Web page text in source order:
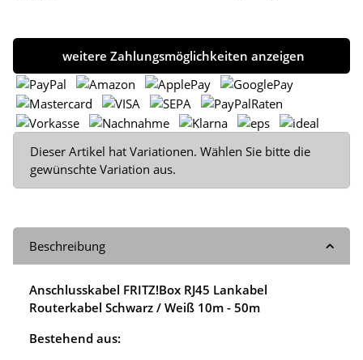
weitere Zahlungsmöglichkeiten anzeigen
x
Dieser Artikel hat Variationen. Wählen Sie bitte die
gewünschte Variation aus.
Beschreibung
Anschlusskabel FRITZ!Box RJ45 Lankabel
Routerkabel Schwarz / Weiß 10m - 50m
Bestehend aus: